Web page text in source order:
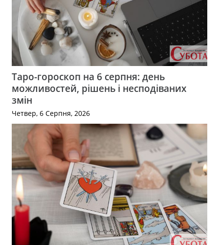
Таро-гороскоп на 6 серпня: день
можливостей, рішень і несподіваних
змін
Четвер, 6 Серпня, 2026